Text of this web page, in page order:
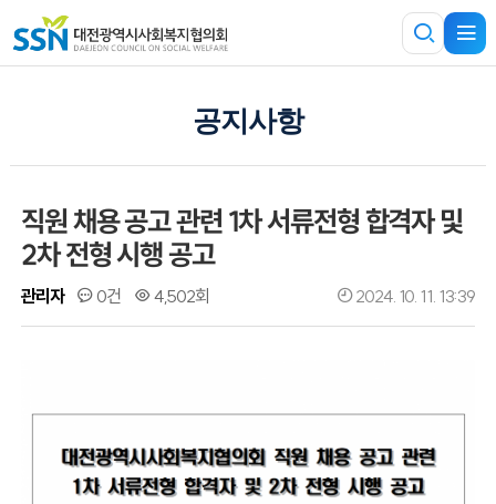
공지사항
직원 채용 공고 관련 1차 서류전형 합격자 및
2차 전형 시행 공고
관리자 0건 4,502회 2024. 10. 11. 13:39